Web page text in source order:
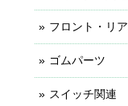
フロント・リ
ゴムパーツ
スイッチ関連